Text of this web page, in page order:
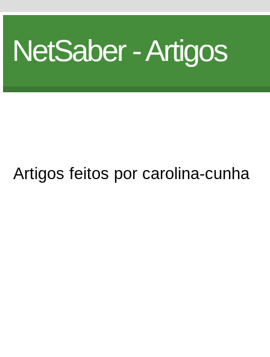
NetSaber - Artigos
Artigos feitos por carolina-cunha